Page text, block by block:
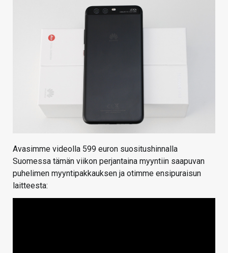
Avasimme videolla 599 euron suositushinnalla
Suomessa tämän viikon perjantaina myyntiin saapuvan
puhelimen myyntipakkauksen ja otimme ensipuraisun
laitteesta: